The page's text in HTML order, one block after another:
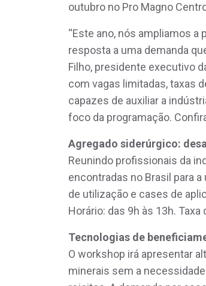
outubro no Pro Magno
“Este ano, nós ampliamos a
resposta a uma demanda
Filho, presidente executivo
com vagas limitadas, taxas
capazes de auxiliar a
foco da programação.
Agregado siderúrgico:
Reunindo profissionais da
encontradas no Brasil para
de utilização e cases de
Horário: das 9h às 13h. Taxa
Tecnologias de
O workshop irá apresentar
minerais sem a